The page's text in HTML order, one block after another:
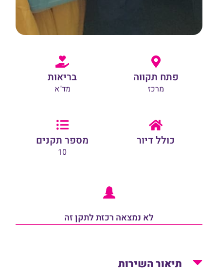
פתח תקווה
מרכז
בריאות
מד"א
כולל דיור מספר תקנים
10
לא נמצאה רכזת לתקן זה
תיאור השירות